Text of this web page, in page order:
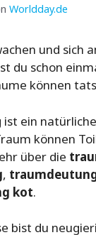
Worldday.de
und sich
du schon
können
ist ein
können
über die
,
kot.
bist du